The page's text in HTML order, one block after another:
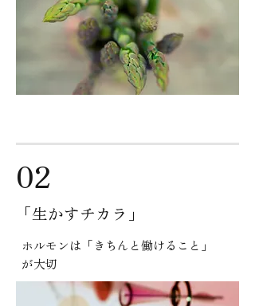
02
​「生かすチカラ」
ホルモンは「きちんと働けること」
が大切